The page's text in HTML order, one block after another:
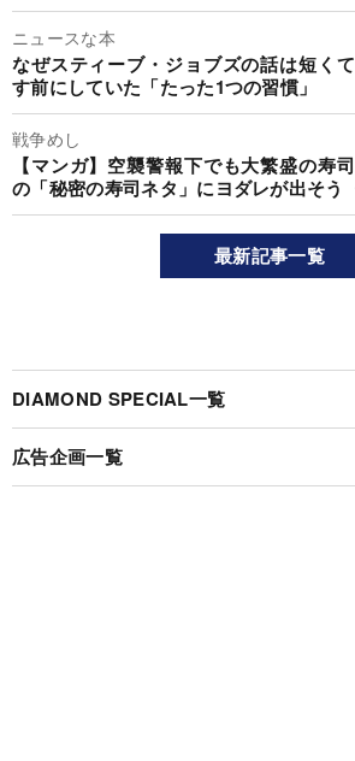
ニュースな本
なぜスティーブ・ジョブズの話は短く
す前にしていた「たった1つの習慣」
戦争めし
【マンガ】空襲警報下でも大繁盛の寿
の「秘密の寿司ネタ」にヨダレが出そう
最新記事一覧
DIAMOND SPECIAL一覧
広告企画一覧